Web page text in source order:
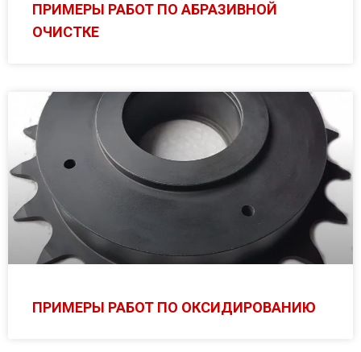
ПРИМЕРЫ РАБОТ ПО АБРАЗИВНОЙ
ОЧИСТКЕ
ПРИМЕРЫ РАБОТ ПО ОКСИДИРОВАНИЮ